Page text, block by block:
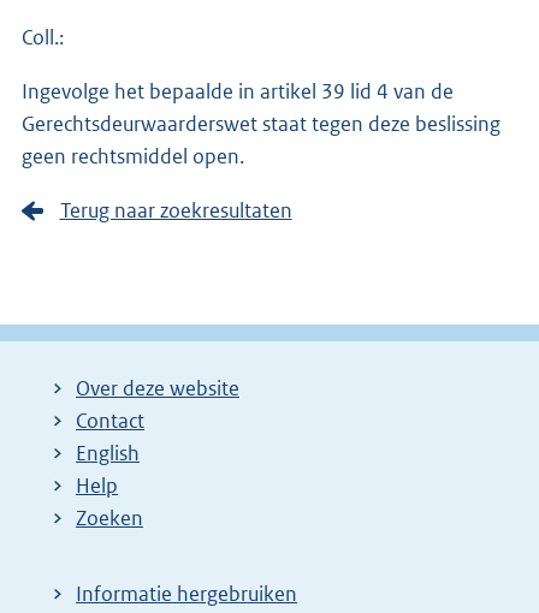
Coll.:
Ingevolge het bepaalde in artikel 39 lid 4 van de
Gerechtsdeurwaarderswet staat tegen deze beslissing
geen rechtsmiddel open.
Terug naar zoekresultaten
Over deze website
Contact
English
Help
Zoeken
Informatie hergebruiken